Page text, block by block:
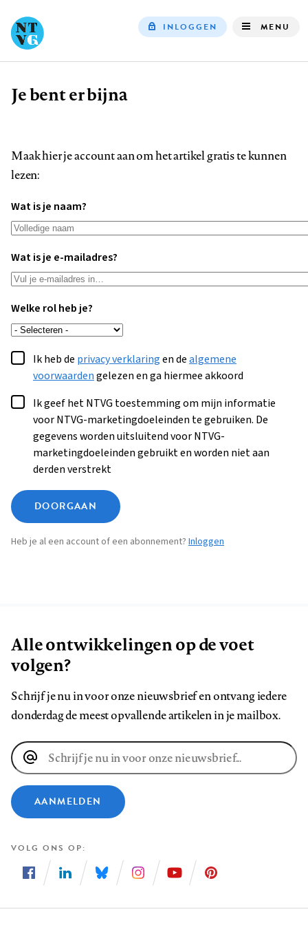
INLOGGEN MENU
Kruimelpad
Je bent er bijna
Maak hier je account aan om het artikel gratis te kunnen
lezen:
Wat is je naam?
Wat is je e-mailadres?
Welke rol heb je?
Ik heb de privacy verklaringen dealgemene
voorwaardengelezen en ga hiermee akkoord
Ik geef het NTVG toestemming om mijn informatie
voor NTVG-marketingdoeleinden te gebruiken. De
gegevens worden uitsluitend voor NTVG-
marketingdoeleinden gebruikt en worden niet aan
derden verstrekt
DOORGAAN
Heb je al een account of een abonnement? Inloggen
Alle ontwikkelingen op de voet
volgen?
Schrijf je nu in voor onze nieuwsbrief en ontvang iedere
donderdag de meest opvallende artikelen in je mailbox.
E-
mailadres
AANMELDEN
VOLG ONS OP
ons
ons
ons
ons
ons
ons